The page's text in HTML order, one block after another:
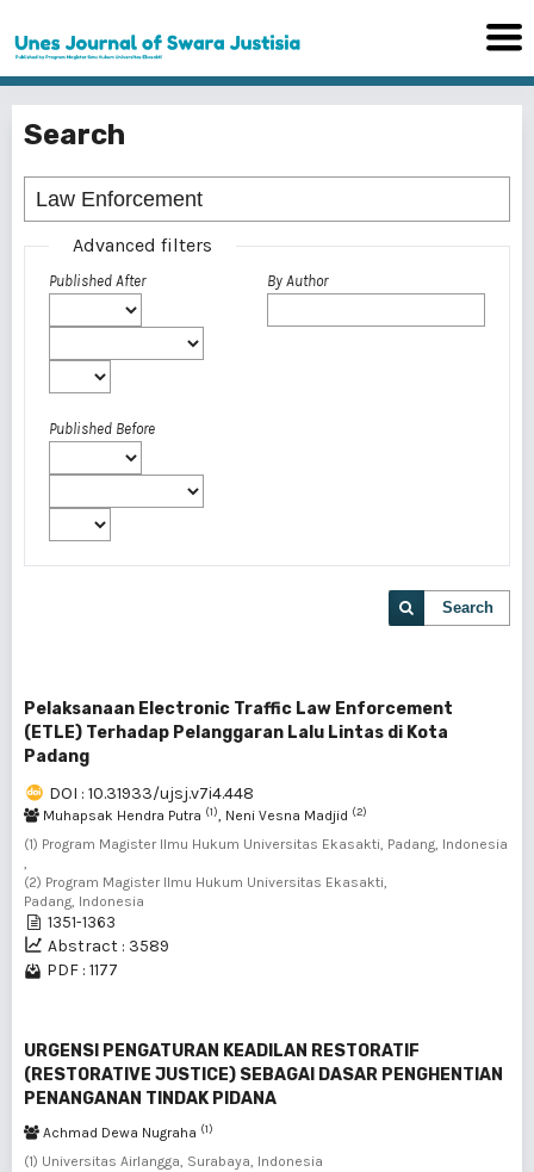
Search
Advanced filters
Published After
Published Before
By Author
Search
Pelaksanaan Electronic Traffic Law Enforcement
(ETLE) Terhadap Pelanggaran Lalu Lintas di Kota
Padang
DOI : 10.31933/ujsj.v7i4.448
Muhapsak Hendra Putra (1), Neni Vesna Madjid (2)
(1) Program Magister Ilmu Hukum Universitas Ekasakti, Padang, Indonesia
,
(2) Program Magister Ilmu Hukum Universitas Ekasakti,
Padang, Indonesia
1351-1363
Abstract : 3589
PDF : 1177
URGENSI PENGATURAN KEADILAN RESTORATIF
(RESTORATIVE JUSTICE) SEBAGAI DASAR PENGHENTIAN
PENANGANAN TINDAK PIDANA
Achmad Dewa Nugraha (1)
(1) Universitas Airlangga, Surabaya, Indonesia